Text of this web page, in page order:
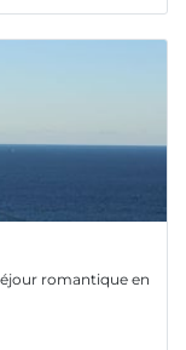
romantique en